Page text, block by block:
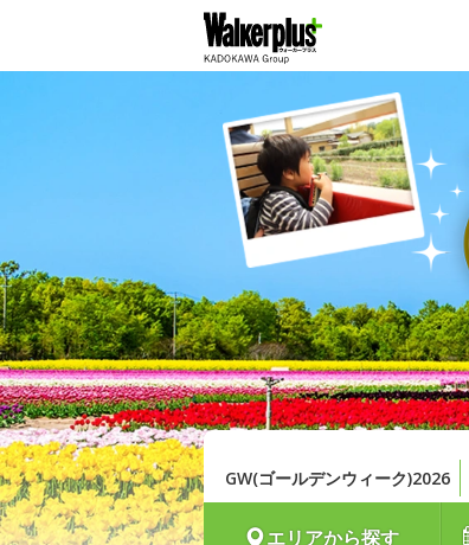
GW(ゴールデンウィーク)2026
エリアから探す